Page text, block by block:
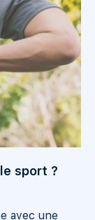
sport ?
avec une